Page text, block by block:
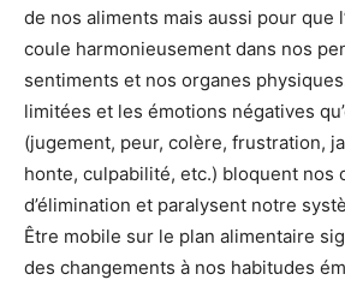
de nos aliments mais aussi pour que
coule harmonieusement dans nos
sentiments et nos organes
limitées et les émotions négatives
(jugement, peur, colère, frustration,
honte, culpabilité, etc.) bloquent nos
d’élimination et paralysent notre
Être mobile sur le plan alimentaire
des changements à nos habitudes